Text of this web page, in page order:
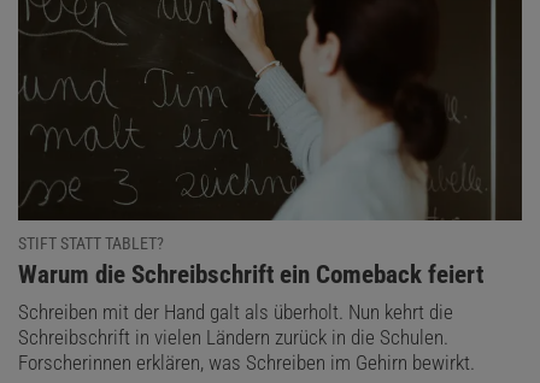
STIFT STATT TABLET?
:
Warum die Schreibschrift ein Comeback feiert
Schreiben mit der Hand galt als überholt. Nun kehrt die
Schreibschrift in vielen Ländern zurück in die Schulen.
Forscherinnen erklären, was Schreiben im Gehirn bewirkt.